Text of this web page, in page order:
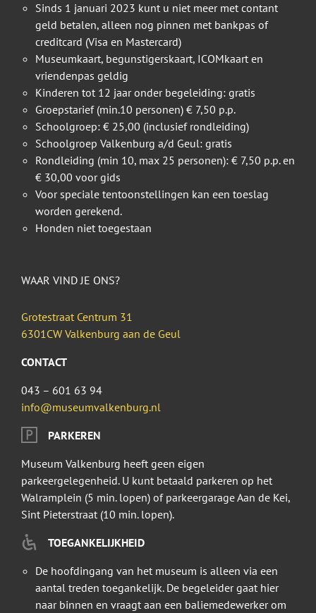
Sinds 1 januari 2023 kunt u niet meer met contant
geld betalen, alleen nog pinnen met bankpas of
creditcard (Visa en Mastercard)
Museumkaart, begunstigerskaart, ICOMkaart en
vriendenpas geldig
Kinderen tot 12 jaar onder begeleiding: gratis
Groepstarief (min.10 personen) € 7,50 p.p.
Schoolgroep: € 25,00 (inclusief rondleiding)
Schoolgroep Valkenburg a/d Geul: gratis
Rondleiding (min 10, max 25 personen): € 7,50 p.p. en
€ 30,00 voor gids
Voor speciale tentoonstellingen kan een toeslag
worden gerekend.
Honden niet toegestaan
WAAR VIND JE ONS?
Grotestraat Centrum 31
6301CW Valkenburg aan de Geul
CONTACT
043 – 601 63 94
info@museumvalkenburg.nl
PARKEREN
Museum Valkenburg heeft geen eigen
parkeergelegenheid. U kunt betaald parkeren op het
Walramplein (5 min. lopen) of parkeergarage Aan de Kei,
Sint Pieterstraat (10 min. lopen).
TOEGANKELIJKHEID
De hoofdingang van het museum is alleen via een
aantal treden toegankelijk. De begeleider gaat hier
naar binnen en vraagt aan een baliemedewerker om